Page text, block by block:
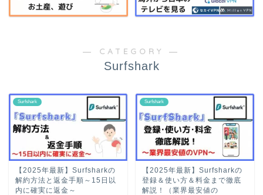
― CATEGORY ―
Surfshark
Surfshark
【2025年最新】Surfsharkの
解約方法と返金手順～15日以
内に確実に返金～
Surfshark
【2025年最新】Surfsharkの
登録＆使い方＆料金まで徹底
解説！（業界最安値の